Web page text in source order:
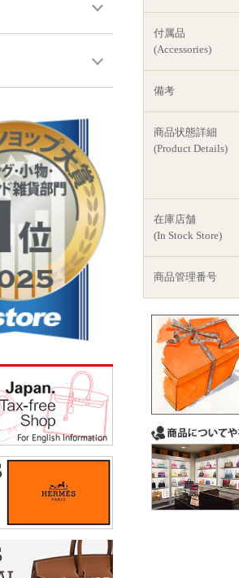
付属品
(Accessories)
備考
商品状態詳細
(Product Details)
在庫店舗
(In Stock Store)
商品管理番号